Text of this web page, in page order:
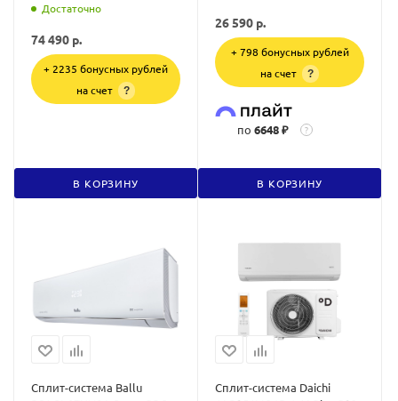
Достаточно
74 490 р.
+ 2235 бонусных рублей
на счет
?
В КОРЗИНУ
26 590 р.
+ 798 бонусных рублей
на счет
?
по 6648 ₽ ?
В КОРЗИНУ
Сплит-система Ballu
Сплит-система Daichi